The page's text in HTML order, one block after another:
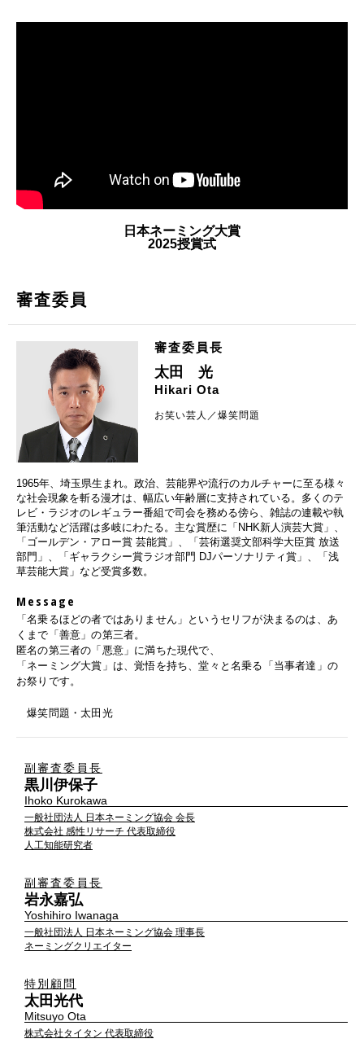
日本ネーミング大賞
2025授賞式
審査委員
審査委員長
太田 光
Hikari Ota
お笑い芸人／爆笑問題
1965年、埼玉県生まれ。政治、芸能界や流行のカルチャーに至る様々
な社会現象を斬る漫才は、幅広い年齢層に支持されている。多くのテ
レビ・ラジオのレギュラー番組で司会を務める傍ら、雑誌の連載や執
筆活動など活躍は多岐にわたる。主な賞歴に「NHK新人演芸大賞」、
「ゴールデン・アロー賞 芸能賞」、「芸術選奨文部科学大臣賞 放送
部門」、「ギャラクシー賞ラジオ部門 DJパーソナリティ賞」、「浅
草芸能大賞」など受賞多数。
Message
「名乗るほどの者ではありません」というセリフが決まるのは、あ
くまで「善意」の第三者。
匿名の第三者の「悪意」に満ちた現代で、
「ネーミング大賞」は、覚悟を持ち、堂々と名乗る「当事者達」の
お祭りです。
爆笑問題・太田光
副審査委員長
黒川伊保子
Ihoko Kurokawa
一般社団法人 日本ネーミング協会 会⻑
株式会社 感性リサーチ 代表取締役
人工知能研究者
副審査委員長
岩永嘉弘
Yoshihiro Iwanaga
一般社団法人 日本ネーミング協会 理事長
ネーミングクリエイター
特別顧問
太田光代
Mitsuyo Ota
株式会社タイタン 代表取締役